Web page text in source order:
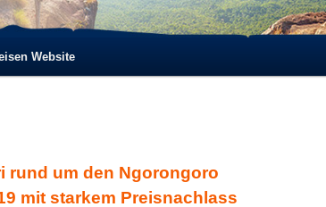
Website
rund um den Ngorongoro
mit starkem Preisnachlass